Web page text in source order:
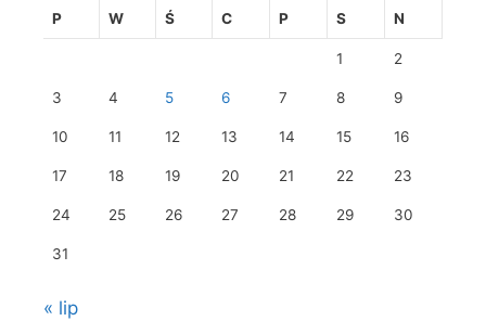
P W Ś C P S N
1 2
3 4 5 6 7 8 9
10 11 12 13 14 15 16
17 18 19 20 21 22 23
24 25 26 27 28 29 30
31
« lip